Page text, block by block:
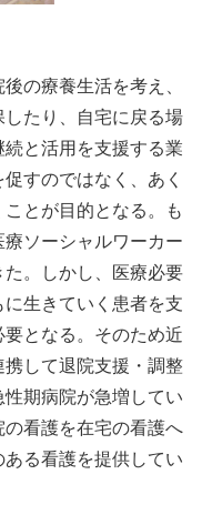
の療養生活を考え、
たり、自宅に戻る場
と活用を支援する業
すのではなく、あく
とが目的となる。も
ソーシャルワーカー
。しかし、医療必要
生きていく患者を支
となる。そのため近
して退院支援・調整
期病院が急増してい
看護を在宅の看護へ
る看護を提供してい